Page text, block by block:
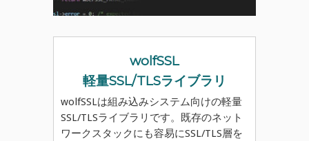
wolfSSL
軽量SSL/TLSライブラリ
wolfSSLは組み込みシステム向けの軽量
SSL/TLSライブラリです。既存のネット
ワークスタックにも容易にSSL/TLS層を